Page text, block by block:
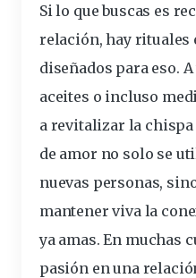
Si lo que buscas es
relación, hay rituales
diseñados para eso.
aceites o incluso
a revitalizar la
de amor no solo se
nuevas personas,
mantener viva la
ya amas. En muchas
pasión en una